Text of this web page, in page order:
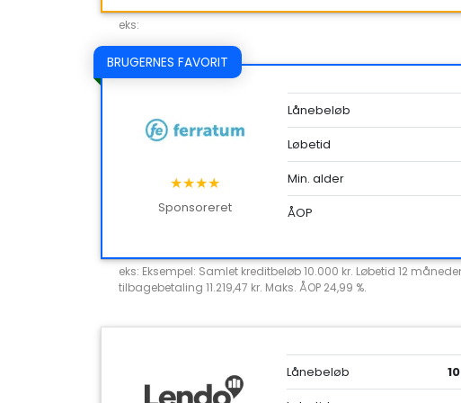
eks:
BRUGERNES FAVORIT
★★★★
Sponsoreret
Lånebeløb
Løbetid
Min. alder
ÅOP
eks: Eksempel: Samlet kreditbeløb 10.000 kr. Løbetid 12
tilbagebetaling 11.219,47 kr. Maks. ÅOP 24,99 %.
Lånebeløb